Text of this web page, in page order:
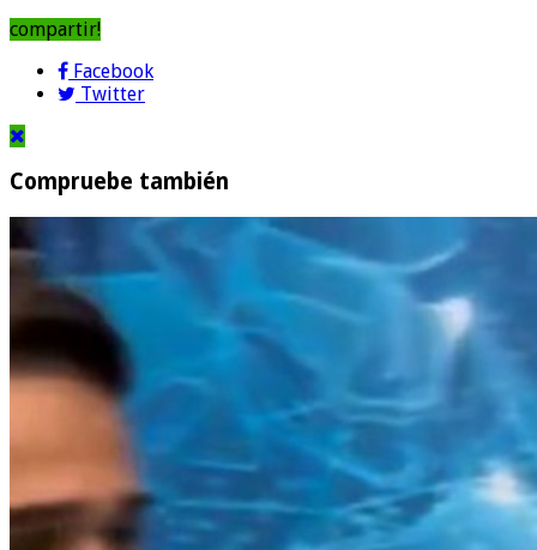
compartir!
Facebook
Twitter
Compruebe también